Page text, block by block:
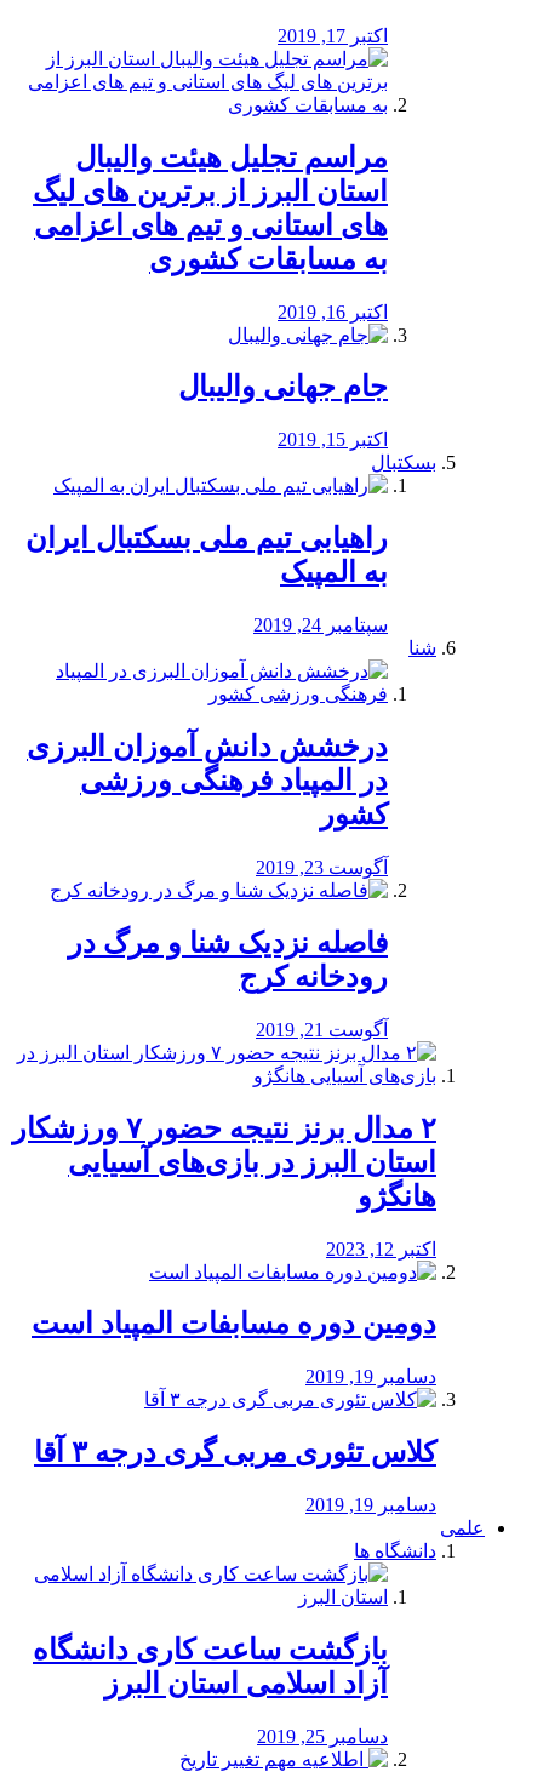
اکتبر 17, 2019
مراسم تجلیل هیئت والیبال
استان البرز از برترین های لیگ
های استانی و تیم های اعزامی
به مسابقات کشوری
اکتبر 16, 2019
جام جهانی والیبال
اکتبر 15, 2019
بسکتبال
راهیابی تیم ملی بسکتبال ایران
به المپیک
سپتامبر 24, 2019
شنا
درخشش دانش آموزان البرزی
در المپیاد فرهنگی ورزشی
کشور
آگوست 23, 2019
️فاصله نزدیک شنا و مرگ در
رودخانه کرج
آگوست 21, 2019
۲ مدال برنز نتیجه حضور ۷ ورزشکار
استان البرز در بازی‌های آسیایی
هانگژو
اکتبر 12, 2023
دومین دوره مسابفات المپیاد است
دسامبر 19, 2019
کلاس تئوری مربی گری درجه ۳ آقا
دسامبر 19, 2019
علمی
دانشگاه ها
بازگشت ساعت کاری دانشگاه
آزاد اسلامی استان البرز
دسامبر 25, 2019